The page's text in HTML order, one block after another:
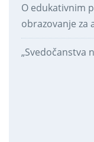
O edukativnim
obrazovanje za
„Svedočanstva